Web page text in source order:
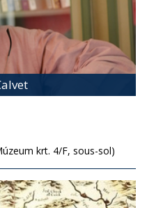
krt. 4/F, sous-sol)